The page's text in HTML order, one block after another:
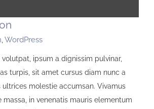
,WordPress
volutpat, ipsum a dignissim pulvinar,
turpis, sit amet cursus diam nunc a
ultrices molestie accumsan. Vivamus
in venenatis mauris elementum